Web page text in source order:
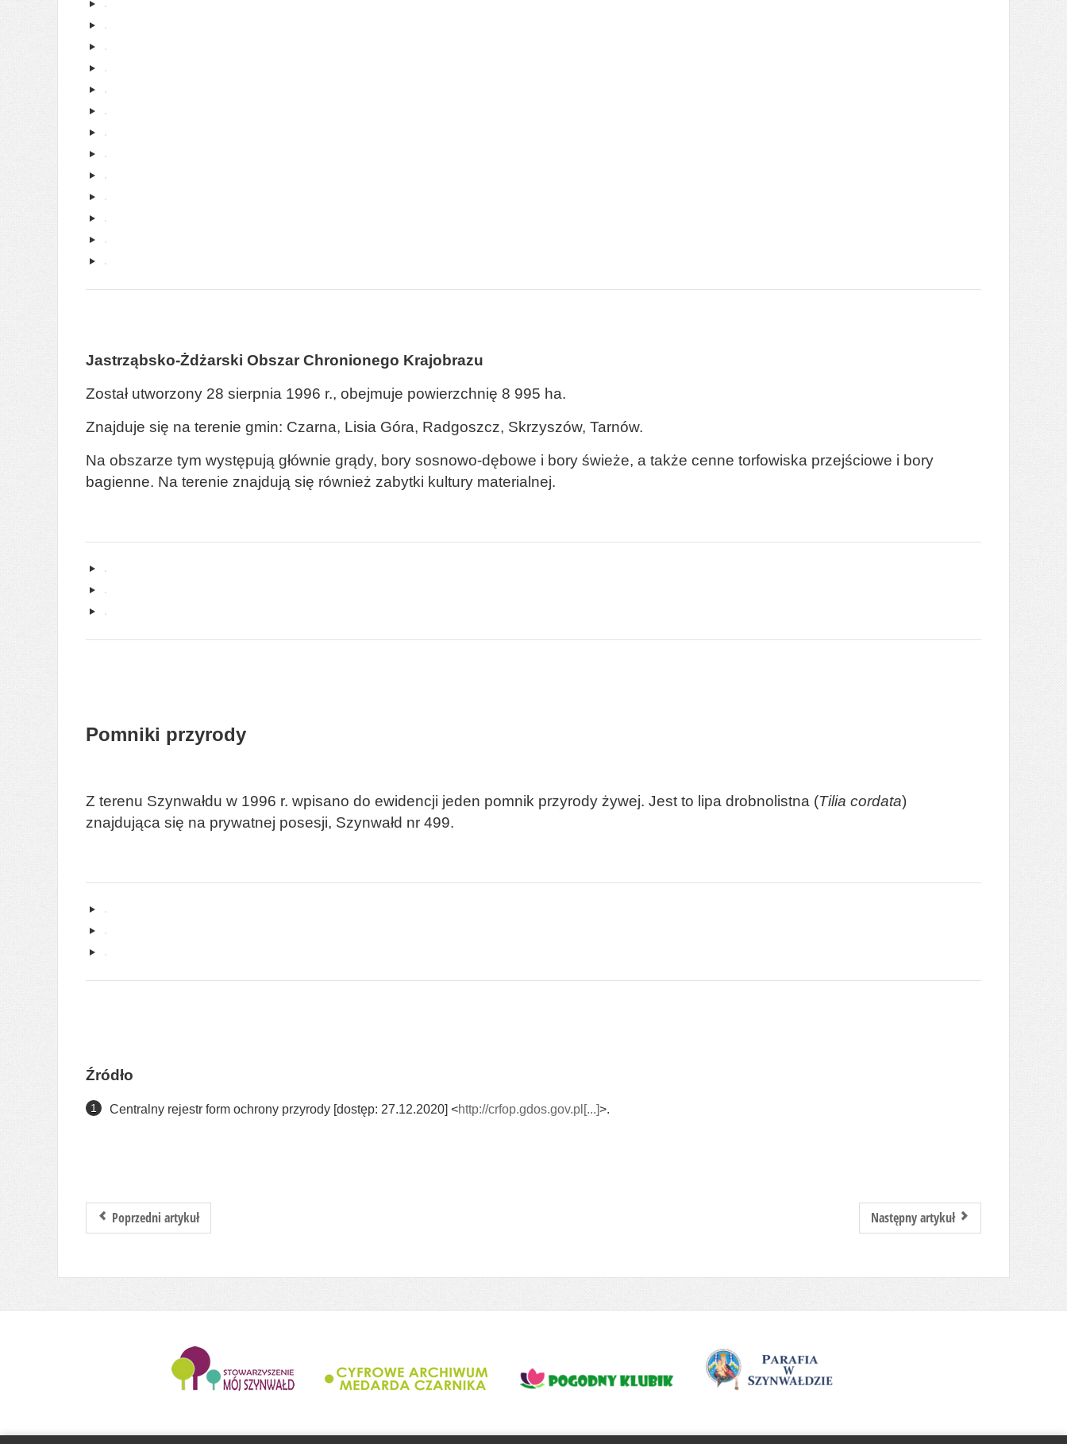
Jastrząbsko-Żdżarski Obszar Chronionego Krajobrazu
Został utworzony 28 sierpnia 1996 r., obejmuje powierzchnię 8 995 ha.
Znajduje się na terenie gmin: Czarna, Lisia Góra, Radgoszcz, Skrzyszów, Tarnów.
Na obszarze tym występują głównie grądy, bory sosnowo-dębowe i bory świeże, a także cenne torfowiska przejściowe i bory
bagienne. Na terenie znajdują się również zabytki kultury materialnej.
Pomniki przyrody
Z terenu Szynwałdu w 1996 r. wpisano do ewidencji jeden pomnik przyrody żywej. Jest to lipa drobnolistna (Tilia cordata)
znajdująca się na prywatnej posesji, Szynwałd nr 499.
Źródło
Centralny rejestr form ochrony przyrody [dostęp: 27.12.2020] <http://crfop.gdos.gov.pl[...]>.
Poprzedni artykuł Następny artykuł